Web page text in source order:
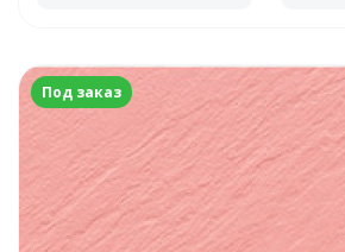
Под заказ